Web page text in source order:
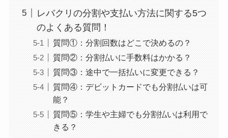
レバクリの分割や支払い方法に関する5つ
のよくある質問！
質問①：分割回数はどこで決めるの？
質問②：分割払いに手数料はかかる？
質問③：途中で一括払いに変更できる？
質問④：デビットカードでも分割払いは可
能？
質問⑤：学生や主婦でも分割払いは利用で
きる？